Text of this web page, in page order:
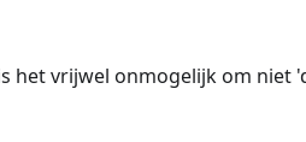
het vrijwel onmogelijk om niet